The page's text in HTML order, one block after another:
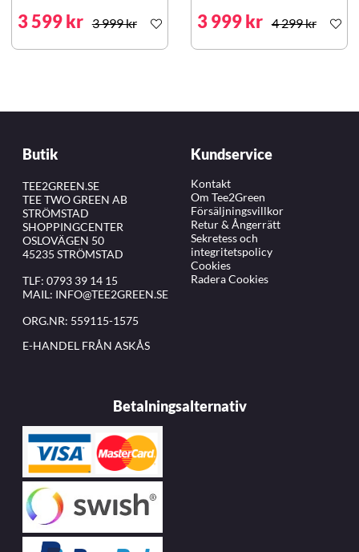
3 599 kr 3 999 kr 3 999 kr 4 299 kr
Butik
TEE2GREEN.SE
TEE TWO GREEN AB
STRÖMSTAD
SHOPPINGCENTER
OSLOVÄGEN 50
45235 STRÖMSTAD
TLF: 0793 39 14 15
MAIL: INFO@TEE2GREEN.SE
ORG.NR: 559115-1575
E-HANDEL FRÅN ASKÅS
Kundservice
Kontakt
Om Tee2Green
Försäljningsvillkor
Retur & Ångerrätt
Sekretess och
integritetspolicy
Cookies
Radera Cookies
Betalningsalternativ